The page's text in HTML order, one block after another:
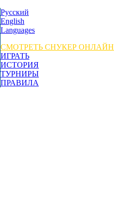
Русский
English
Languages
СМОТРЕТЬ СНУКЕР ОНЛАЙН
ИГРАТЬ
ИСТОРИЯ
ТУРНИРЫ
ПРАВИЛА